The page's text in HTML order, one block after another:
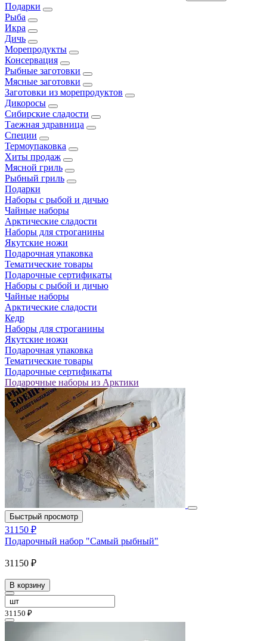
Подарки
Рыба
Икра
Дичь
Морепродукты
Консервация
Рыбные заготовки
Мясные заготовки
Заготовки из морепродуктов
Дикоросы
Сибирские сладости
Таежная здравница
Специи
Термоупаковка
Хиты продаж
Мясной гриль
Рыбный гриль
Подарки
Наборы с рыбой и дичью
Чайные наборы
Арктические сладости
Наборы для строганины
Якутские ножи
Подарочная упаковка
Тематические товары
Подарочные сертификаты
Наборы с рыбой и дичью
Чайные наборы
Арктические сладости
Кедр
Наборы для строганины
Якутские ножи
Подарочная упаковка
Тематические товары
Подарочные сертификаты
Подарочные наборы из Арктики
Быстрый просмотр
31150 ₽
Подарочный набор "Самый рыбный"
31150 ₽
В корзину
31150 ₽